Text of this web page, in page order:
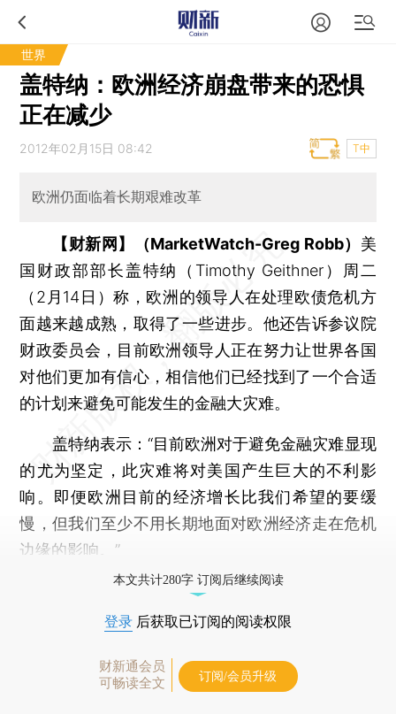
世界
盖特纳：欧洲经济崩盘带来的恐惧
正在减少
2012年02月15日 08:42 T中
欧洲仍面临着长期艰难改革
【财新网】（MarketWatch-Greg Robb） 美
国财政部部长盖特纳（Timothy Geithner）周二
（2月14日）称，欧洲的领导人在处理欧债危机方
面越来越成熟，取得了一些进步。他还告诉参议院
财政委员会，目前欧洲领导人正在努力让世界各国
对他们更加有信心，相信他们已经找到了一个合适
的计划来避免可能发生的金融大灾难。
盖特纳表示：“目前欧洲对于避免金融灾难显现
的尤为坚定，此灾难将对美国产生巨大的不利影
响。即便欧洲目前的经济增长比我们希望的要缓
慢，但我们至少不用长期地面对欧洲经济走在危机
边缘的影响。”
本文共计280字 订阅后继续阅读
登录 后获取已订阅的阅读权限
财新通会员
可畅读全文
订阅/会员升级